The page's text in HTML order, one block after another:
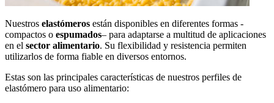
Nuestros elastómeros están disponibles en diferentes formas -
compactos o espumados– para adaptarse a multitud de aplicaciones
en el sector alimentario. Su flexibilidad y resistencia permiten
utilizarlos de forma fiable en diversos entornos.
Estas son las principales características de nuestros perfiles de
elastómero para uso alimentario: